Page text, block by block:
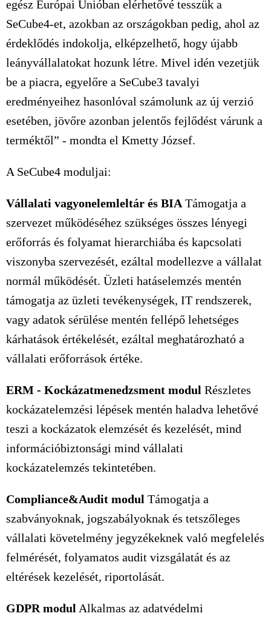
egész Európai Unióban elérhetővé tesszük a
SeCube4-et, azokban az országokban pedig, ahol az
érdeklődés indokolja, elképzelhető, hogy újabb
leányvállalatokat hozunk létre. Mivel idén vezetjük
be a piacra, egyelőre a SeCube3 tavalyi
eredményeihez hasonlóval számolunk az új verzió
esetében, jövőre azonban jelentős fejlődést várunk a
terméktől” - mondta el Kmetty József.
A SeCube4 moduljai:
Vállalati vagyonelemleltár és BIA Támogatja a
szervezet működéséhez szükséges összes lényegi
erőforrás és folyamat hierarchiába és kapcsolati
viszonyba szervezését, ezáltal modellezve a vállalat
normál működését. Üzleti hatáselemzés mentén
támogatja az üzleti tevékenységek, IT rendszerek,
vagy adatok sérülése mentén fellépő lehetséges
kárhatások értékelését, ezáltal meghatározható a
vállalati erőforrások értéke.
ERM - Kockázatmenedzsment modul Részletes
kockázatelemzési lépések mentén haladva lehetővé
teszi a kockázatok elemzését és kezelését, mind
információbiztonsági mind vállalati
kockázatelemzés tekintetében.
Compliance&Audit modul Támogatja a
szabványoknak, jogszabályoknak és tetszőleges
vállalati követelmény jegyzékeknek való megfelelés
felmérését, folyamatos audit vizsgálatát és az
eltérések kezelését, riportolását.
GDPR modul Alkalmas az adatvédelmi